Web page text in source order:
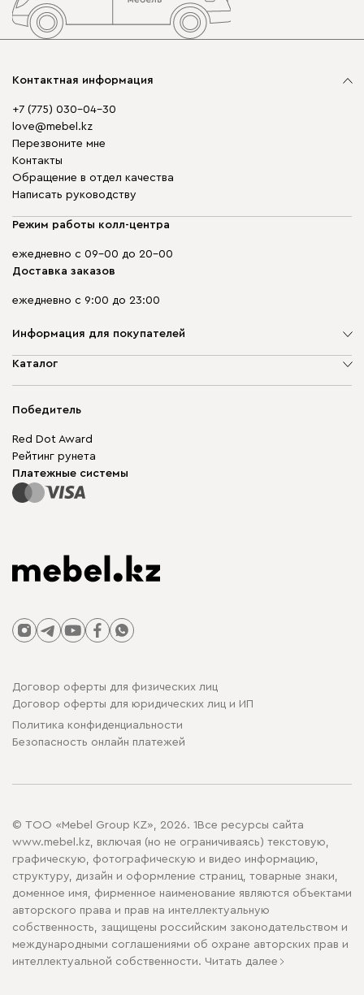
Контактная информация
+7 (775) 030-04-30
love@mebel.kz
Перезвоните мне
Контакты
Обращение в отдел качества
Написать руководству
Режим работы колл-центра
ежедневно с 09-00 до 20-00
Доставка заказов
ежедневно с 9:00 до 23:00
Информация для покупателей
О компании
Гарантия
Для бизнеса
Карта сайта
Каталог
Корпусная мебель
Модульная мебель
Столы и стулья
Победитель
Red Dot Award
Рейтинг рунета
Платежные системы
Договор оферты для физических лиц
Договор оферты для юридических лиц и ИП
Политика конфиденциальности
Безопасность онлайн платежей
© ТОО «Mebel Group KZ», 2026. 1Все ресурсы сайта
www.mebel.kz, включая (но не ограничиваясь) текстовую,
графическую, фотографическую и видео информацию,
структуру, дизайн и оформление страниц, товарные знаки,
доменное имя, фирменное наименование являются объектами
авторского права и прав на интеллектуальную
собственность, защищены российским законодательством и
международными соглашениями об охране авторских прав и
интеллектуальной собственности. Читать далее